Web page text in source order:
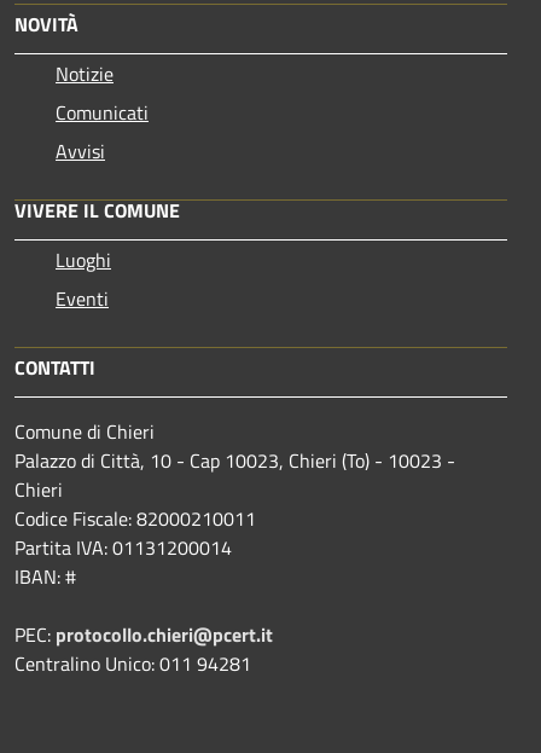
NOVITÀ
Notizie
Comunicati
Avvisi
VIVERE IL COMUNE
Luoghi
Eventi
CONTATTI
Comune di Chieri
Palazzo di Città, 10 - Cap 10023, Chieri (To) - 10023 -
Chieri
Codice Fiscale: 82000210011
Partita IVA: 01131200014
IBAN: #
PEC: protocollo.chieri@pcert.it
Centralino Unico: 011 94281